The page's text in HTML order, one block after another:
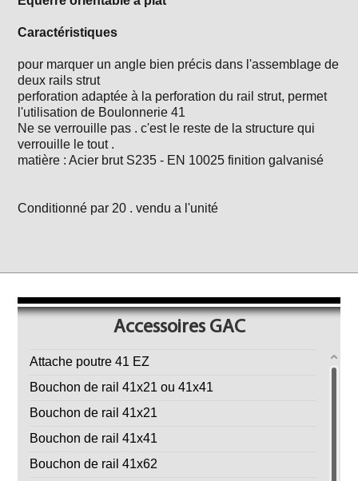
Caractéristiques
pour marquer un angle bien précis dans l'assemblage de
deux rails strut
perforation adaptée à la perforation du rail strut, permet
l'utilisation de Boulonnerie 41
Ne se verrouille pas . c'est le reste de la structure qui
verrouille le tout .
matière : Acier brut S235 - EN 10025 finition galvanisé
Conditionné par 20 . vendu a l'unité
Accessoires GAC
Attache poutre 41 EZ
Bouchon de rail 41x21 ou 41x41
Bouchon de rail 41x21
Bouchon de rail 41x41
Bouchon de rail 41x62